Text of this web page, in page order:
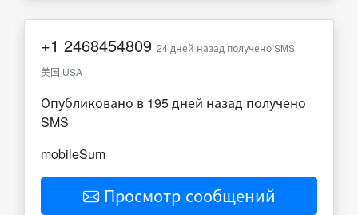
+1 2468454809 24 дней назад получено SMS
美国 USA
Опубликовано в 195 дней назад получено
SMS
mobileSum
Просмотр сообщений